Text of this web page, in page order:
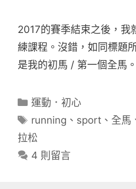
2017的賽季結束之後，我
練課程。沒錯，如同標題
是我的初馬 / 第一個全馬。
分
類
運動．初心
標
籤
running 、 sport 、 全馬
拉松
4 則留言